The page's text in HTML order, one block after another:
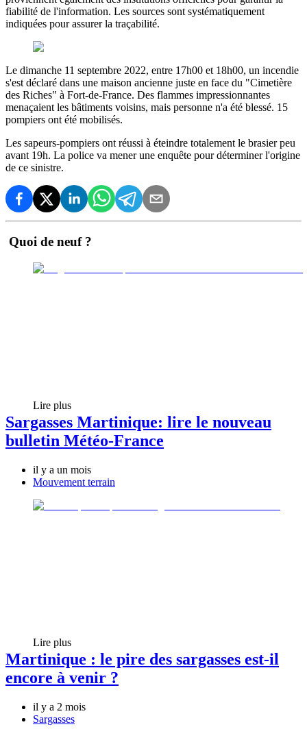
fiabilité de l'information. Les sources sont systématiquement
indiquées pour assurer la traçabilité.
Le dimanche 11 septembre 2022, entre 17h00 et 18h00, un incendie
s'est déclaré dans une maison ancienne juste en face du "Cimetière
des Riches" à Fort-de-France. Des flammes impressionnantes
menaçaient les bâtiments voisins, mais personne n'a été blessé. 15
pompiers ont été mobilisés.
Les sapeurs-pompiers ont réussi à éteindre totalement le brasier peu
avant 19h. La police va mener une enquête pour déterminer l'origine
de ce sinistre.
Quoi de neuf ?
Lire plus
Sargasses Martinique: lire le nouveau
bulletin Météo-France
il y a un mois
Mouvement terrain
Lire plus
Martinique : le pire des sargasses est-il
encore à venir ?
il y a 2 mois
Sargasses